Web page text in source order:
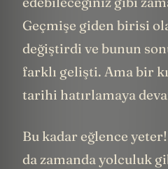
Geçmişe giden birisi
değiştirdi ve bunun
farklı gelişti. Ama bir
tarihi hatırlamaya
Bu kadar eğlence
da zamanda yolculuk